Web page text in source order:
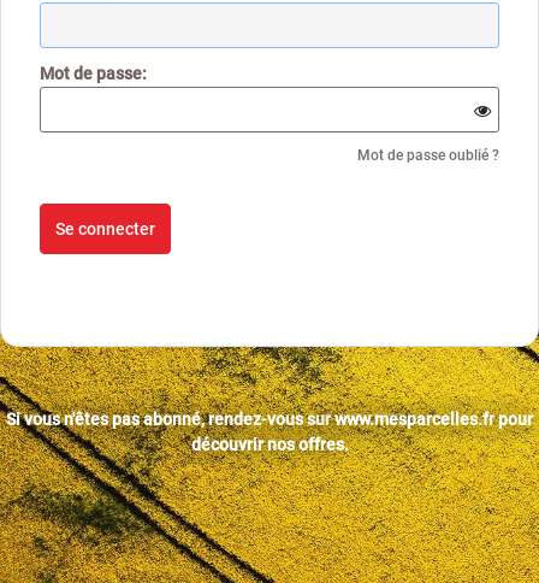
Mot de passe:
Mot de passe oublié ?
Si vous n'êtes pas abonné, rendez-vous surwww.mesparcelles.frpour
découvrir nos offres.